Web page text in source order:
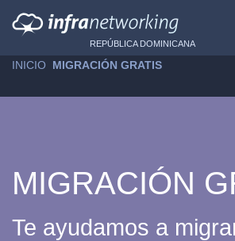
REPÚBLICA DOMINICANA
INICIO »MIGRACIÓN GRATIS
MIGRACIÓN
Te ayudamos a